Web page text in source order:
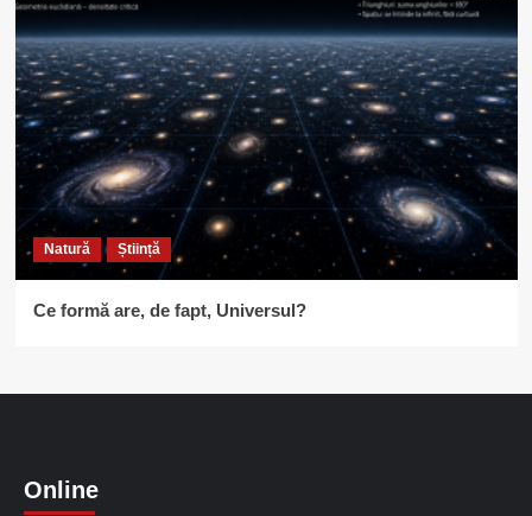
Natură Știință
Ce formă are, de fapt, Universul?
Online